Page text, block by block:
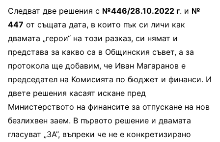
Следват две решения с №446/28.10.2022 г. и №
447 от същата дата, в които пък си личи как
двамата „герои“ на този разказ, си нямат и
представа за какво са в Общинския съвет, а за
протокола ще добавим, че Иван Магаранов е
председател на Комисията по бюджет и финанси. И
двете решения касаят искане пред
Министерството на финансите за отпускане на нов
безлихвен заем. В първото решение и двамата
гласуват „ЗА”, въпреки че не е конкретизирано